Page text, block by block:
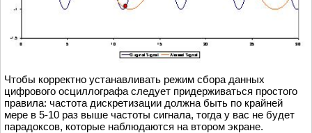
Чтобы корректно устанавливать режим сбора данных
цифрового осциллографа следует придерживаться простого
правила: частота дискретизации должна быть по крайней
мере в 5-10 раз выше частоты сигнала, тогда у вас не будет
парадоксов, которые наблюдаются на втором экране.